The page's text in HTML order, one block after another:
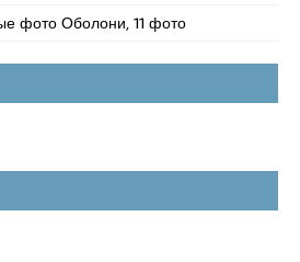
фото Оболони, 11 фото